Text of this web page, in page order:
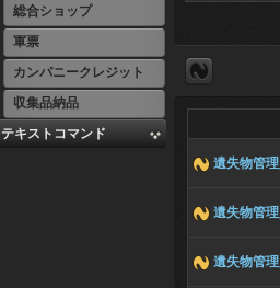
総合ショップ
軍票
カンパニークレジット
収集品納品
テキストコマンド
遺失物管
遺失物管
遺失物管